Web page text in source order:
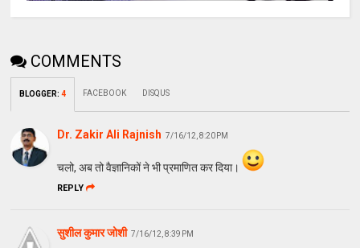
COMMENTS
BLOGGER:4 FACEBOOK DISQUS
Dr. Zakir Ali Rajnish 7/16/12, 8:20 PM
चलो, अब तो वैज्ञानिकों ने भी प्रमाणित कर दिया।
REPLY
सुशील कुमार जोशी 7/16/12, 8:39 PM